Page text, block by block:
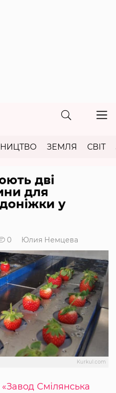
ЗЕМЛЯ СВІТ
дві
для
у
0 Юлия Немцева
Kurkul.com
Смілянська